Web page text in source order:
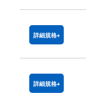
詳細規格
詳細規格